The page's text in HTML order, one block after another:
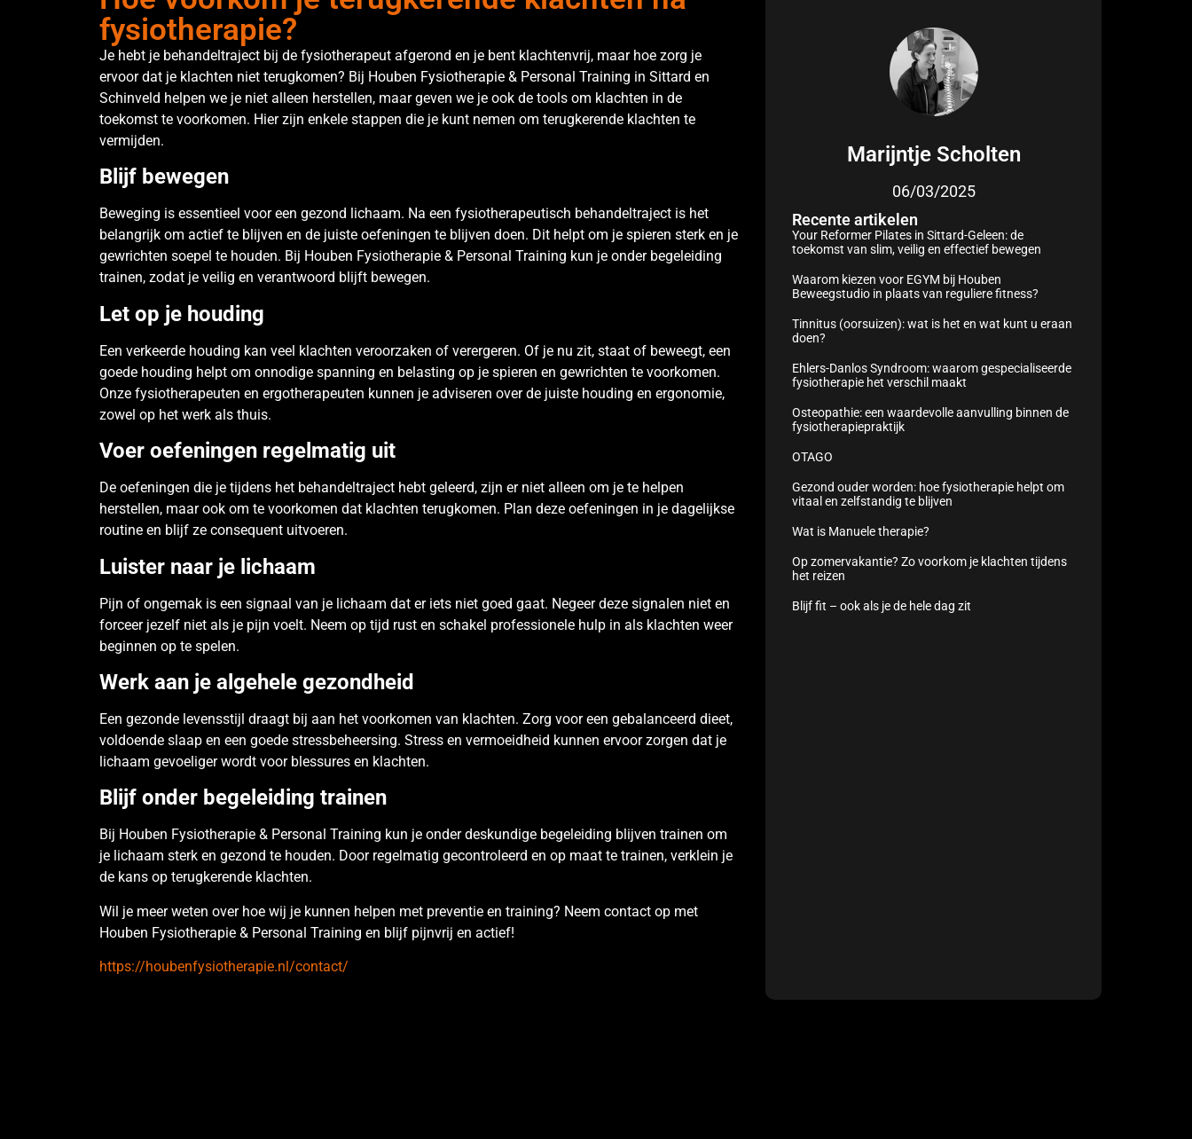
fysiotherapie?
Je hebt je behandeltraject bij de fysiotherapeut afgerond en je bent klachtenvrij, maar hoe zorg je
ervoor dat je klachten niet terugkomen? Bij Houben Fysiotherapie & Personal Training in Sittard en
Schinveld helpen we je niet alleen herstellen, maar geven we je ook de tools om klachten in de
toekomst te voorkomen. Hier zijn enkele stappen die je kunt nemen om terugkerende klachten te
vermijden.
Blijf bewegen
Beweging is essentieel voor een gezond lichaam. Na een fysiotherapeutisch behandeltraject is het
belangrijk om actief te blijven en de juiste oefeningen te blijven doen. Dit helpt om je spieren sterk en je
gewrichten soepel te houden. Bij Houben Fysiotherapie & Personal Training kun je onder begeleiding
trainen, zodat je veilig en verantwoord blijft bewegen.
Let op je houding
Een verkeerde houding kan veel klachten veroorzaken of verergeren. Of je nu zit, staat of beweegt, een
goede houding helpt om onnodige spanning en belasting op je spieren en gewrichten te voorkomen.
Onze fysiotherapeuten en ergotherapeuten kunnen je adviseren over de juiste houding en ergonomie,
zowel op het werk als thuis.
Voer oefeningen regelmatig uit
De oefeningen die je tijdens het behandeltraject hebt geleerd, zijn er niet alleen om je te helpen
herstellen, maar ook om te voorkomen dat klachten terugkomen. Plan deze oefeningen in je dagelijkse
routine en blijf ze consequent uitvoeren.
Luister naar je lichaam
Pijn of ongemak is een signaal van je lichaam dat er iets niet goed gaat. Negeer deze signalen niet en
forceer jezelf niet als je pijn voelt. Neem op tijd rust en schakel professionele hulp in als klachten weer
beginnen op te spelen.
Werk aan je algehele gezondheid
Een gezonde levensstijl draagt bij aan het voorkomen van klachten. Zorg voor een gebalanceerd dieet,
voldoende slaap en een goede stressbeheersing. Stress en vermoeidheid kunnen ervoor zorgen dat je
lichaam gevoeliger wordt voor blessures en klachten.
Blijf onder begeleiding trainen
Bij Houben Fysiotherapie & Personal Training kun je onder deskundige begeleiding blijven trainen om
je lichaam sterk en gezond te houden. Door regelmatig gecontroleerd en op maat te trainen, verklein je
de kans op terugkerende klachten.
Wil je meer weten over hoe wij je kunnen helpen met preventie en training? Neem contact op met
Houben Fysiotherapie & Personal Training en blijf pijnvrij en actief!
https://houbenfysiotherapie.nl/contact/
Marijntje Scholten
06/03/2025
Recente artikelen
Your Reformer Pilates in Sittard-Geleen: de
toekomst van slim, veilig en effectief bewegen
Waarom kiezen voor EGYM bij Houben
Beweegstudio in plaats van reguliere fitness?
Tinnitus (oorsuizen): wat is het en wat kunt u eraan
doen?
Ehlers-Danlos Syndroom: waarom gespecialiseerde
fysiotherapie het verschil maakt
Osteopathie: een waardevolle aanvulling binnen de
fysiotherapiepraktijk
OTAGO
Gezond ouder worden: hoe fysiotherapie helpt om
vitaal en zelfstandig te blijven
Wat is Manuele therapie?
Op zomervakantie? Zo voorkom je klachten tijdens
het reizen
Blijf fit – ook als je de hele dag zit